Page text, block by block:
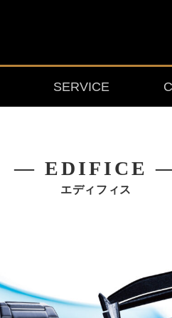
SERVICE
― EDIFICE
エディフィス